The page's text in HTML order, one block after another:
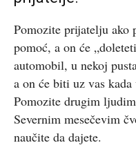
Pomozite prijatelju ako
pomoć, a on će
automobil, u nekoj
a on će biti uz vas
Pomozite drugim
Severnim mesečevim
naučite da dajete.